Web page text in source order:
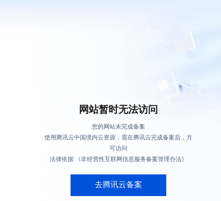
网站暂时无法访问
您的网站未完成备案
使用腾讯云中国境内云资源，需在腾讯云完成备案后，方
可访问
法律依据:《非经营性互联网信息服务备案管理办法》
去腾讯云备案